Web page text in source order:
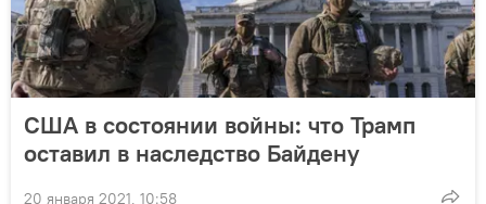
США в состоянии войны: что Трамп
оставил в наследство Байдену
20 января 2021, 10:58